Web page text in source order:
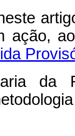
ação,
da